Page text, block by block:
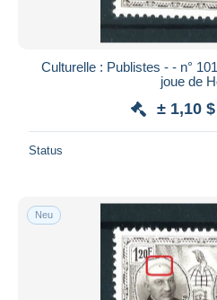
Culturelle : Publistes - - n°
joue de
± 1,10 $
Status
Neu